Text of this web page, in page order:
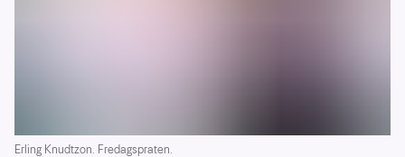
Erling Knudtzon. Fredagspraten.